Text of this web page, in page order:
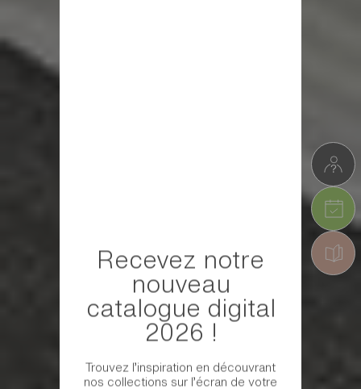
Recevez notre
nouveau
catalogue digital
2026 !
Trouvez l’inspiration en découvrant
nos collections sur l’écran de votre